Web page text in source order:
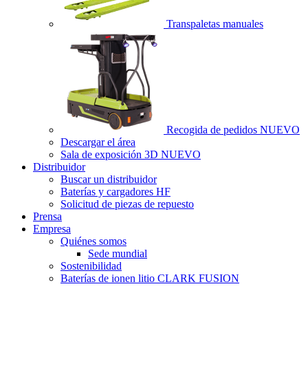
Transpaletas manuales
Recogida de pedidos NUEVO
Descargar el área
Sala de exposición 3D NUEVO
Distribuidor
Buscar un distribuidor
Baterías y cargadores HF
Solicitud de piezas de repuesto
Prensa
Empresa
Quiénes somos
Sede mundial
Sostenibilidad
Baterías de ionen litio CLARK FUSION